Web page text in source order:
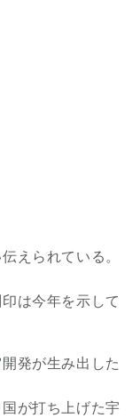
えられている。
は今年を示して
発が生み出した
が打ち上げた宇